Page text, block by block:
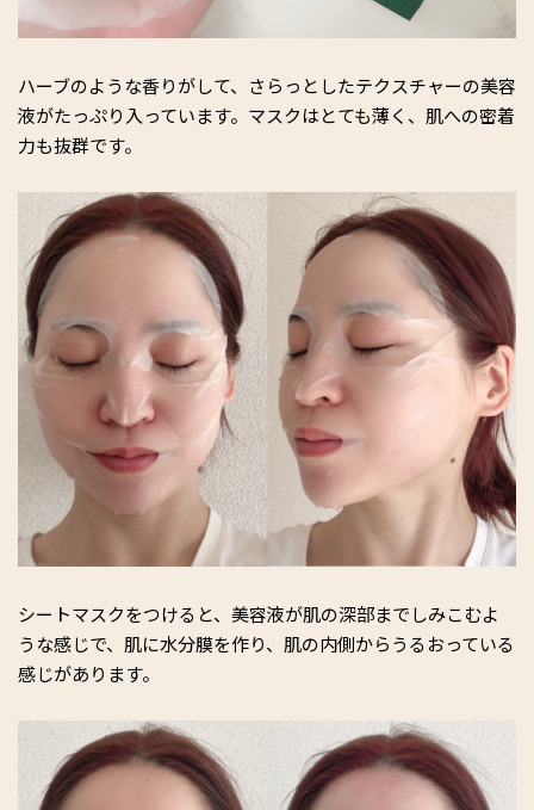
ハーブのような香りがして、さらっとしたテクスチャーの美容
液がたっぷり入っています。マスクはとても薄く、肌への密着
力も抜群です。
シートマスクをつけると、美容液が肌の深部までしみこむよ
うな感じで、肌に水分膜を作り、肌の内側からうるおっている
感じがあります。